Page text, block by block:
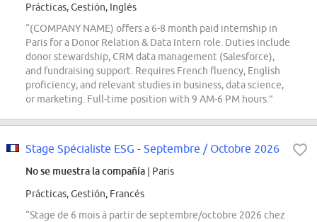
Prácticas, Gestión, Inglés
“(COMPANY NAME) offers a 6-8 month paid internship in
Paris for a Donor Relation & Data Intern role. Duties include
donor stewardship, CRM data management (Salesforce),
and fundraising support. Requires French fluency, English
proficiency, and relevant studies in business, data science,
or marketing. Full-time position with 9 AM-6 PM hours.”
Stage Spécialiste ESG - Septembre / Octobre 2026
No se muestra la compañía | Paris
Prácticas, Gestión, Francés
“Stage de 6 mois à partir de septembre/octobre 2026 chez